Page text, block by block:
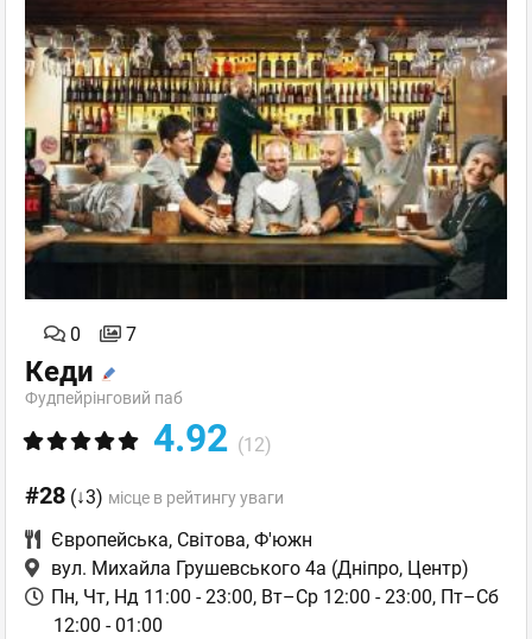
0 7
Кеди
Фудпейрінговий паб
4.92 (12)
#28 (↓3) місце в рейтингу уваги
Європейська, Світова, Ф'южн
вул. Михайла Грушевського 4а (Дніпро, Центр)
Пн, Чт, Нд 11:00 - 23:00, Вт–Ср 12:00 - 23:00, Пт–Сб
12:00 - 01:00